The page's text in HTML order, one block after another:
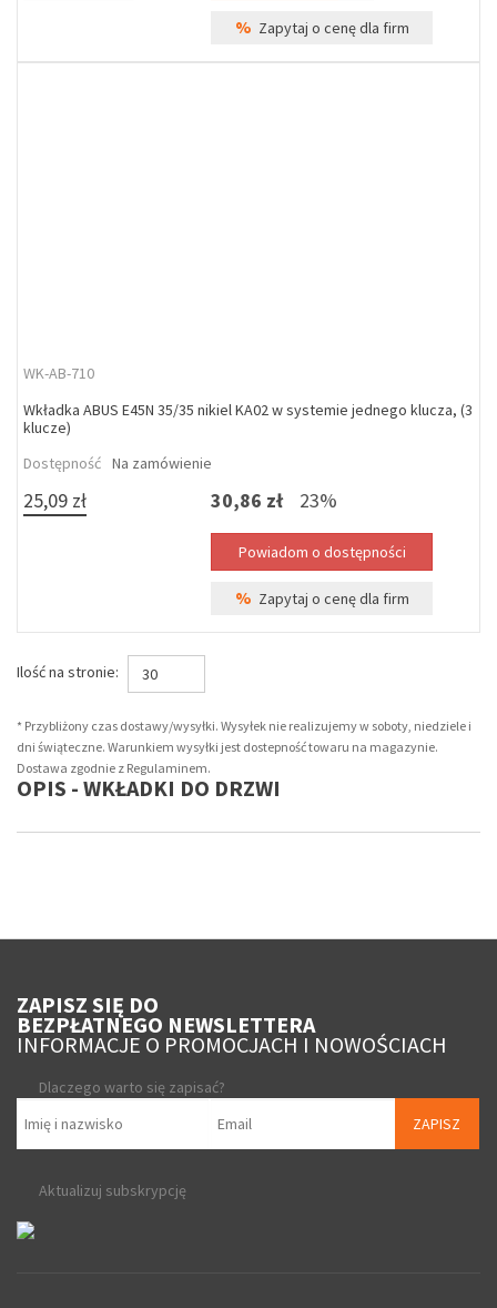
% Zapytaj o cenę dla firm
WK-AB-710
Wkładka ABUS E45N 35/35 nikiel KA02 w systemie jednego klucza, (3
klucze)
Dostępność Na zamówienie
25,09 zł 30,86 zł 23%
% Zapytaj o cenę dla firm
Ilość na stronie: 30
* Przybliżony czas dostawy/wysyłki. Wysyłek nie realizujemy w soboty, niedziele i
dni świąteczne. Warunkiem wysyłki jest dostepność towaru na magazynie.
Dostawa zgodnie z Regulaminem.
OPIS - WKŁADKI DO DRZWI
ZAPISZ SIĘ DO
BEZPŁATNEGO NEWSLETTERA
INFORMACJE O PROMOCJACH I NOWOŚCIACH
Dlaczego warto się zapisać?
ZAPISZ
Aktualizuj subskrypcję